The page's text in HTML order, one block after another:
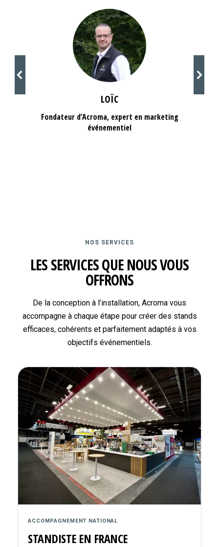
LOÏC
Fondateur d’Acroma, expert en marketing
événementiel
NOS SERVICES
LES SERVICES QUE NOUS VOUS
OFFRONS
De la conception à l’installation, Acroma vous
accompagne à chaque étape pour créer des stands
efficaces, cohérents et parfaitement adaptés à vos
objectifs événementiels.
ACCOMPAGNEMENT NATIONAL
STANDISTE EN FRANCE